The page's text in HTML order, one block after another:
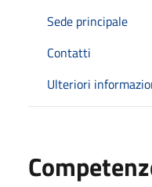
Sede principale
Contatti
Ulteriori